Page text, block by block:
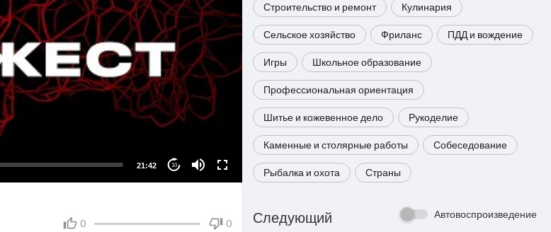
21:42 10
Строительство и ремонт Кулинария
Сельское хозяйство Фриланс ПДД и вождение
Игры Школьное образование
Профессиональная ориентация
Шитье и кожевенное дело Рукоделие
Каменные и столярные работы Собеседование
Рыбалка и охота Страны
Следующий Автовоспроизведение
0 0